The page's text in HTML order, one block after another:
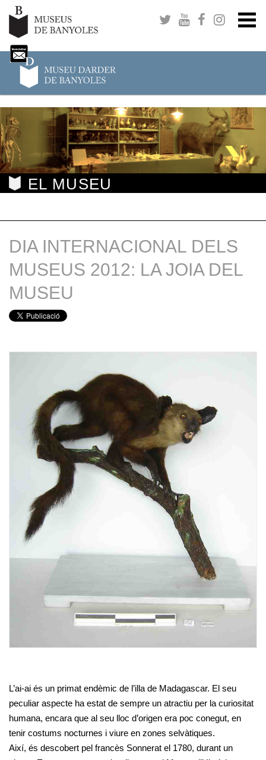
EL MUSEU
DIA INTERNACIONAL DELS
MUSEUS 2012: LA JOIA DEL
MUSEU
L’ai-ai és un primat endèmic de l’illa de Madagascar. El seu
peculiar aspecte ha estat de sempre un atractiu per la curiositat
humana, encara que al seu lloc d’origen era poc conegut, en
tenir costums nocturnes i viure en zones selvàtiques.
Així, és descobert pel francès Sonnerat el 1780, durant un